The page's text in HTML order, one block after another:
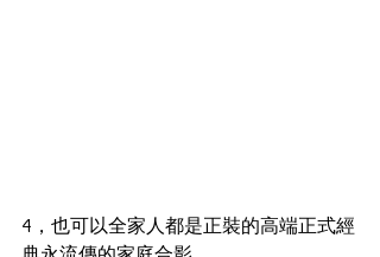
4，也可以全家人都是正裝的高端正式經